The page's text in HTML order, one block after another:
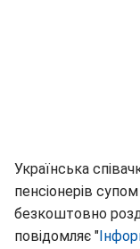
Українська
пенсіонерів
безкоштовно
повідомляє "